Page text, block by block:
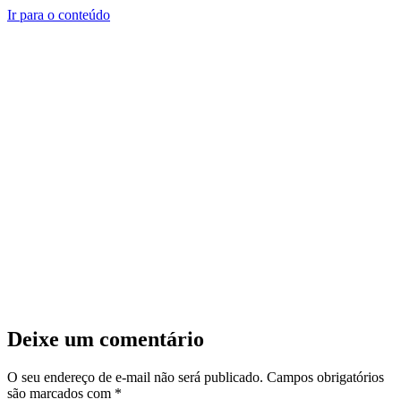
Ir para o conteúdo
Deixe um comentário
O seu endereço de e-mail não será publicado. Campos obrigatórios
são marcados com *